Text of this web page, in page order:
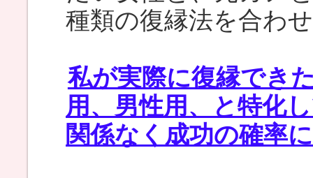
種類の復縁法を合わ
私が実際に復縁でき
用、男性用、と特化
関係なく成功の確率